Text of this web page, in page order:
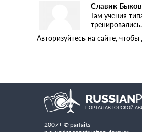
Славик Быков
Там учения
Авторизуйтесь на сайте,
RUSSIAN
ПОРТАЛ АВТОРСКОЙ
2007+ © parfaits